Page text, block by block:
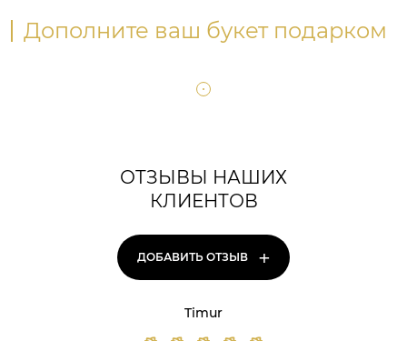
Дополните ваш букет подарком
ОТЗЫВЫ НАШИХ
КЛИЕНТОВ
ДОБАВИТЬ ОТЗЫВ +
Timur